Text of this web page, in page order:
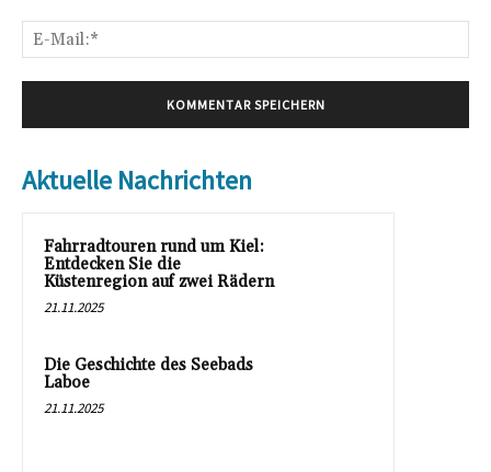
Aktuelle Nachrichten
Fahrradtouren rund um Kiel:
Entdecken Sie die
Küstenregion auf zwei Rädern
21.11.2025
Die Geschichte des Seebads
Laboe
21.11.2025